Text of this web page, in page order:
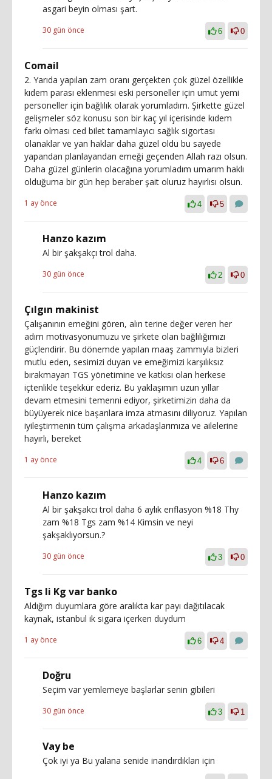
asgari beyin olması şart.
30 gün önce 6 0
Comail
2. Yarıda yapılan zam oranı gerçekten çok güzel özellikle
kıdem parası eklenmesi eski personeller için umut yemi
personeller için bağlılık olarak yorumladım. Şirkette güzel
gelişmeler söz konusu son bir kaç yıl içerisinde kıdem
farkı olması ced bilet tamamlayıcı sağlık sigortası
olanaklar ve yan haklar daha güzel oldu bu sayede
yapandan planlayandan emeği geçenden Allah razı olsun.
Daha güzel günlerin olacağına yorumladım umarım haklı
olduğuma bir gün hep beraber şait oluruz hayırlısı olsun.
1 ay önce 4 5
Hanzo kazım
Al bir şakşakçı trol daha.
30 gün önce 2 0
Çılgın makinist
Çalışanının emeğini gören, alın terine değer veren her
adım motivasyonumuzu ve şirkete olan bağlılığımızı
güçlendirir. Bu dönemde yapılan maaş zammıyla bizleri
mutlu eden, sesimizi duyan ve emeğimizi karşılıksız
bırakmayan TGS yönetimine ve katkısı olan herkese
içtenlikle teşekkür ederiz. Bu yaklaşımın uzun yıllar
devam etmesini temenni ediyor, şirketimizin daha da
büyüyerek nice başarılara imza atmasını diliyoruz. Yapılan
iyileştirmenin tüm çalışma arkadaşlarımıza ve ailelerine
hayırlı, bereket
1 ay önce 4 6
Hanzo kazım
Al bir şakşakcı trol daha 6 aylık enflasyon %18 Thy
zam %18 Tgs zam %14 Kimsin ve neyi
şakşaklıyorsun.?
30 gün önce 3 0
Tgs li Kg var banko
Aldığım duyumlara göre aralıkta kar payı dağıtılacak
kaynak, istanbul ik sigara içerken duydum
1 ay önce 6 4
Doğru
Seçim var yemlemeye başlarlar senin gibileri
30 gün önce 3 1
Vay be
Çok iyi ya Bu yalana senide inandırdıkları için